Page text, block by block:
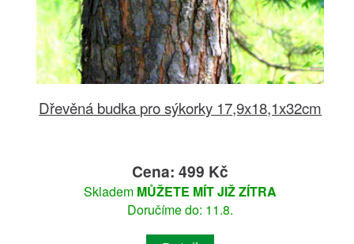
Dřevěná budka pro sýkorky 17,9x18,1x32cm
Cena: 499 Kč
Skladem MŮŽETE MÍT JIŽ ZÍTRA
Doručíme do: 11.8.